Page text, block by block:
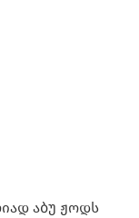
აბუ ჟოდს